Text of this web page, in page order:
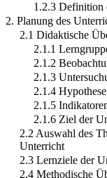
1.2.3 Definition
2. Planung des
2.1 Didaktische
2.1.1
2.1.2
2.1.3
2.1.4
2.1.5
2.1.6 Ziel der
2.2 Auswahl des
Unterricht
2.3 Lernziele der
2.4 Methodische